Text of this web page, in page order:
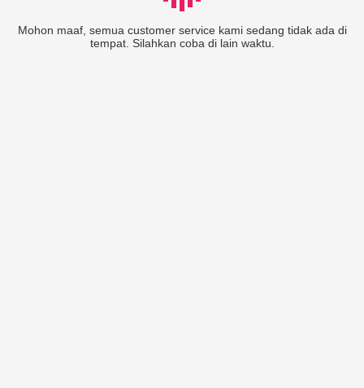
Mohon maaf, semua customer service kami sedang tidak ada di
tempat. Silahkan coba di lain waktu.